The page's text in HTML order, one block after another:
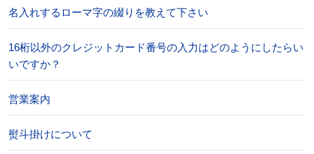
名入れするローマ字の綴りを教えて下さい
16桁以外のクレジットカード番号の入力はどのようにしたらい
いですか？
営業案内
熨斗掛けについて